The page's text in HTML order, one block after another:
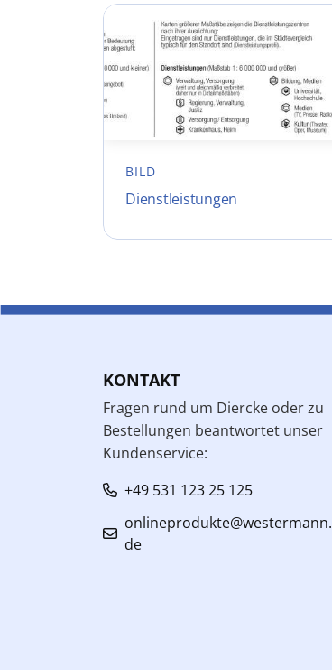
BILD
Dienstleistungen
KONTAKT
Fragen rund um Diercke oder zu
Bestellungen beantwortet unser
Kundenservice:
+49 531 123 25 125
onlineprodukte@westermann.
de